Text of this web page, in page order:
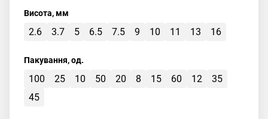
Висота, мм
2.6 3.7 5 6.5 7.5 9 10 11 13 16
Пакування, од.
100 25 10 50 20 8 15 60 12
35
45